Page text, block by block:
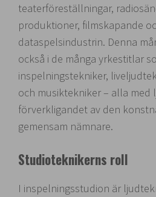
teaterföreställningar,
produktioner, filmskapande
dataspelsindustrin. Denna
också i de många yrkestitlar
inspelningstekniker,
och musiktekniker – alla med
förverkligandet av den
gemensam nämnare.
Studioteknikerns roll
I inspelningsstudion är